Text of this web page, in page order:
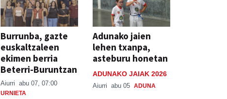
Burrunba, gazte
euskaltzaleen
ekimen berria
Beterri-Buruntzan
Aiurri abu 07, 07:00
URNIETA
Adunako jaien
lehen txanpa,
asteburu honetan
ADUNAKO JAIAK 2026
Aiurri abu 05 ADUNA